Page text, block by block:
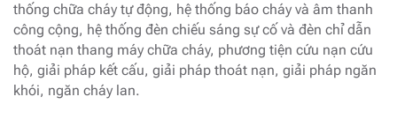
thống chữa cháy tự động, hệ thống báo cháy và âm thanh
công cộng, hệ thống đèn chiếu sáng sự cố và đèn chỉ dẫn
thoát nạn thang máy chữa cháy, phương tiện cứu nạn cứu
hộ, giải pháp kết cấu, giải pháp thoát nạn, giải pháp ngăn
khói, ngăn cháy lan.